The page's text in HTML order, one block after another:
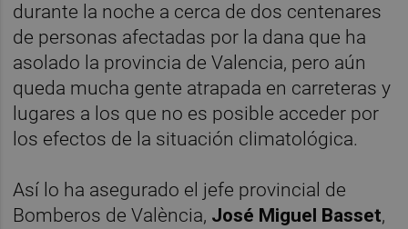
durante la noche a cerca de dos centenares
de personas afectadas por la dana que ha
asolado la provincia de Valencia, pero aún
queda mucha gente atrapada en carreteras y
lugares a los que no es posible acceder por
los efectos de la situación climatológica.
Así lo ha asegurado el jefe provincial de
Bomberos de València, José Miguel Basset,